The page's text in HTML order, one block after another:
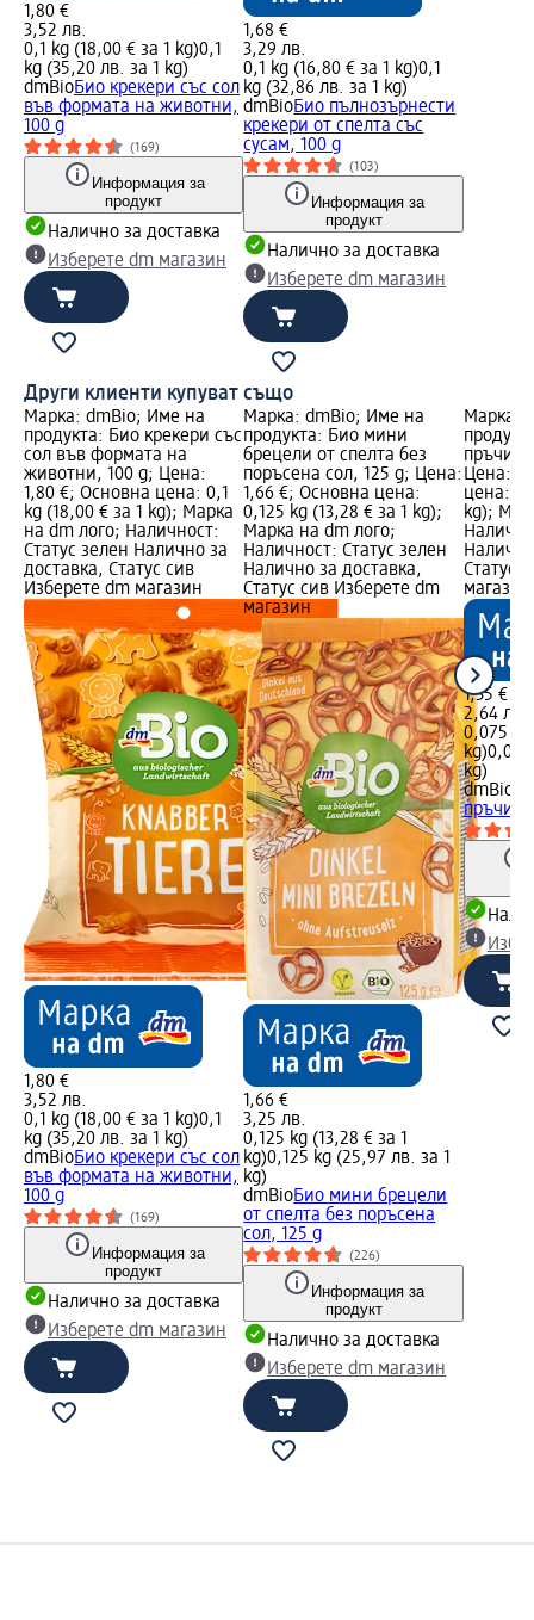
1,80 €
3,52 лв.
0,1 kg (18,00 € за 1 kg)0,1
kg (35,20 лв. за 1 kg)
dmBioБио крекери със сол
във формата на животни,
100 g
(169)
Информация за
продукт
Налично за доставка
Изберете dm магазин
1,68 €
3,29 лв.
0,1 kg (16,80 € за 1 kg)0,1
kg (32,86 лв. за 1 kg)
dmBioБио пълнозърнести
крекери от спелта със
сусам, 100 g
(103)
Информация за
продукт
Налично за доставка
Изберете dm магазин
Други клиенти купуват също
Марка: dmBio; Име на
продукта: Био крекери със
сол във формата на
животни, 100 g; Цена:
1,80 €; Основна цена: 0,1
kg (18,00 € за 1 kg); Марка
на dm лого; Наличност:
Статус зелен Налично за
доставка, Статус сив
Изберете dm магазин
1,80 €
3,52 лв.
0,1 kg (18,00 € за 1 kg)0,1
kg (35,20 лв. за 1 kg)
dmBioБио крекери със сол
във формата на животни,
100 g
(169)
Информация за
продукт
Налично за доставка
Изберете dm магазин
Марка: dmBio; Име на
продукта: Био мини
брецели от спелта без
поръсена сол, 125 g; Цена:
1,66 €; Основна цена:
0,125 kg (13,28 € за 1 kg);
Марка на dm лого;
Наличност: Статус зелен
Налично за доставка,
Статус сив Изберете dm
магазин
1,66 €
3,25 лв.
0,125 kg (13,28 € за 1
kg)0,125 kg (25,97 лв. за 1
kg)
dmBioБио мини брецели
от спелта без поръсена
сол, 125 g
(226)
Информация за
продукт
Налично за доставка
Изберете dm магазин
Марка:
Цена:
цена:
kg);
Статус
магазин
1,35 €
2,64 лв.
0,075 kg
kg)0,075
kg)
dmBio